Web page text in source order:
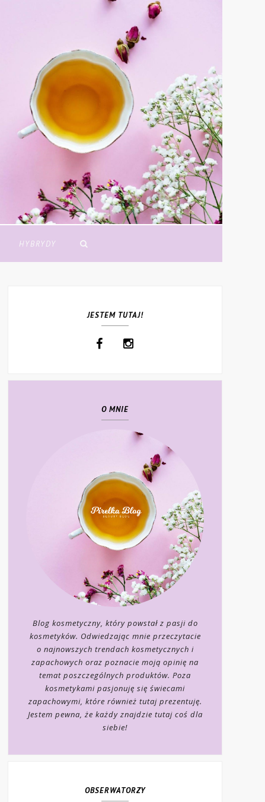
HYBRYDY
JESTEM TUTAJ!
O MNIE
Blog kosmetyczny, który powstał z pasji do
kosmetyków. Odwiedzając mnie przeczytacie
o najnowszych trendach kosmetycznych i
zapachowych oraz poznacie moją opinię na
temat poszczególnych produktów. Poza
kosmetykami pasjonuję się świecami
zapachowymi, które również tutaj prezentuję.
Jestem pewna, że każdy znajdzie tutaj coś dla
siebie!
OBSERWATORZY